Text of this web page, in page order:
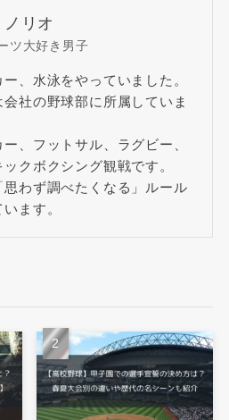
ノリオ
ツ大好き男子
、水泳をやっていました。
社の野球部に所属していま
、フットサル、ラグビー、
クボクシング観戦です。
わず調べたくなる」ルール
ます。